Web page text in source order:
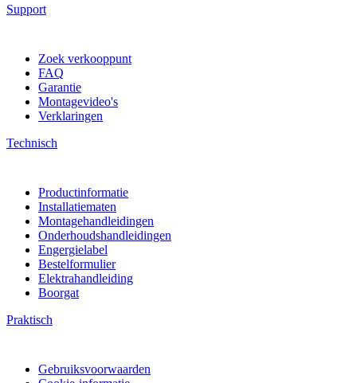
Support
Zoek verkooppunt
FAQ
Garantie
Montagevideo's
Verklaringen
Technisch
Productinformatie
Installatiematen
Montagehandleidingen
Onderhoudshandleidingen
Engergielabel
Bestelformulier
Elektrahandleiding
Boorgat
Praktisch
Gebruiksvoorwaarden